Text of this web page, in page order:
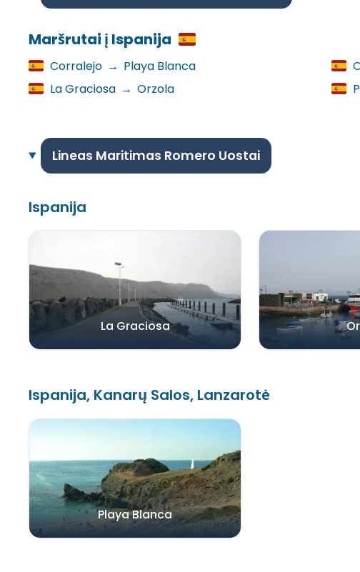
Maršrutai į Ispanija
Corralejo → Playa Blanca
La Graciosa → Orzola
Lineas Maritimas Romero Uostai
Ispanija
La Graciosa
Ispanija, Kanarų Salos, Lanzarotė
Playa Blanca